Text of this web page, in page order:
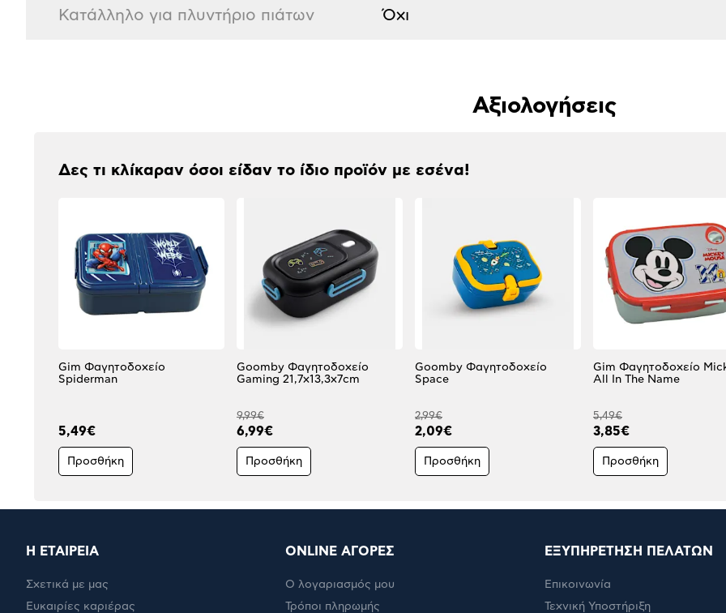
Κατάλληλο για πλυντήριο πιάτων Όχι
Αξιολογήσεις
Δες τι κλίκαραν όσοι είδαν το ίδιο προϊόν με εσένα!
Gim Φαγητοδοχείο
Spiderman
5,49€
Προσθήκη
Goomby Φαγητοδοχείο
Gaming 21,7x13,3x7cm
9,99€
6,99€
Προσθήκη
Goomby Φαγητοδοχείο
Space
2,99€
2,09€
Προσθήκη
Gim Φαγητοδοχείο
All In The Name
5,49€
3,85€
Προσθήκη
Η ΕΤΑΙΡΕΙΑ
Σχετικά με μας
Ευκαιρίες καριέρας
ONLINE ΑΓΟΡΕΣ
Ο λογαριασμός μου
Τρόποι πληρωμής
ΕΞΥΠΗΡΕΤΗΣΗ ΠΕΛΑΤΩΝ
Επικοινωνία
Τεχνική Υποστήριξη